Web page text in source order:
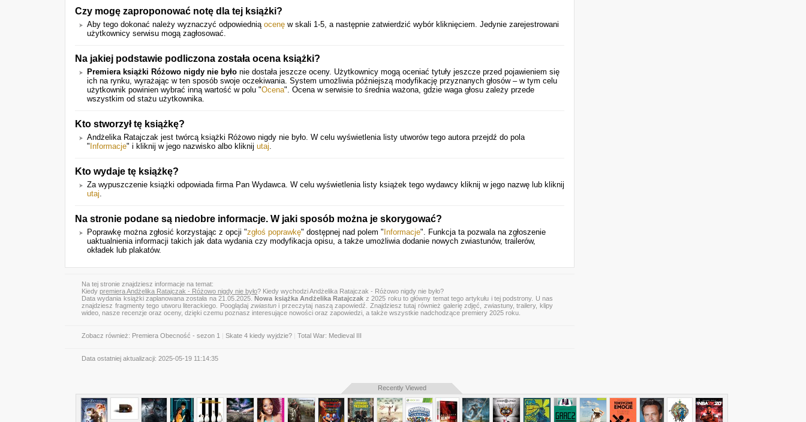
Czy mogę zaproponować notę dla tej książki?
Aby tego dokonać należy wyznaczyć odpowiednią ocenę w skali 1-5, a następnie zatwierdzić wybór kliknięciem. Jedynie zarejestrowani
użytkownicy serwisu mogą zagłosować.
Na jakiej podstawie podliczona została ocena książki?
Premiera książki Różowo nigdy nie było nie dostała jeszcze oceny. Użytkownicy mogą oceniać tytuły jeszcze przed pojawieniem się
ich na rynku, wyrażając w ten sposób swoje oczekiwania. System umożliwia późniejszą modyfikację przyznanych głosów – w tym celu
użytkownik powinien wybrać inną wartość w polu "Ocena". Ocena w serwisie to średnia ważona, gdzie waga głosu zależy przede
wszystkim od stażu użytkownika.
Kto stworzył tę książkę?
Andżelika Ratajczak jest twórcą książki Różowo nigdy nie było. W celu wyświetlenia listy utworów tego autora przejdź do pola
" Informacje" i kliknij w jego nazwisko albo kliknij utaj.
Kto wydaje tę książkę?
Za wypuszczenie książki odpowiada firma Pan Wydawca. W celu wyświetlenia listy książek tego wydawcy kliknij w jego nazwę lub kliknij
utaj.
Na stronie podane są niedobre informacje. W jaki sposób można je skorygować?
Poprawkę można zgłosić korzystając z opcji "zgłoś poprawkę" dostępnej nad polem " Informacje". Funkcja ta pozwala na zgłoszenie
uaktualnienia informacji takich jak data wydania czy modyfikacja opisu, a także umożliwia dodanie nowych zwiastunów, trailerów,
okładek lub plakatów.
Na tej stronie znajdziesz informacje na temat:
Kiedy premiera Andżelika Ratajczak - Różowo nigdy nie było? Kiedy wychodzi Andżelika Ratajczak - Różowo nigdy nie było?
Data wydania książki zaplanowana została na 21.05.2025.Nowa książka Andżelika Ratajczak z 2025 roku to główny temat tego artykułu i tej podstrony. U nas
znajdziesz fragmenty tego utworu literackiego. Pooglądaj zwiastuni przeczytaj naszą zapowiedź. Znajdziesz tutaj również galerię zdjęć, zwiastuny, trailery, klipy
wideo, nasze recenzje oraz oceny, dzięki czemu poznasz interesujące nowości oraz zapowiedzi, a także wszystkie nadchodzące premiery 2025 roku.
Zobacz również: Premiera Obecność - sezon 1 Skate 4 kiedy wyjdzie? Total War: Medieval III
Data ostatniej aktualizacji: 2025-05-19 11:14:35
Recently Viewed